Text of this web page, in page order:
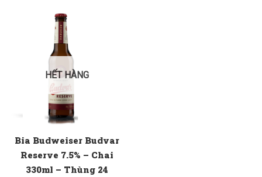
HẾT HÀNG
Bia Budweiser Budvar
Reserve 7.5% – Chai
330ml – Thùng 24